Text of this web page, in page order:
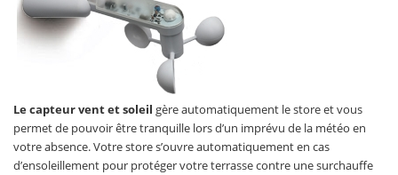
Le capteur vent et soleil gère automatiquement le store et vous
permet de pouvoir être tranquille lors d’un imprévu de la météo en
votre absence. Votre store s’ouvre automatiquement en cas
d’ensoleillement pour protéger votre terrasse contre une surchauffe